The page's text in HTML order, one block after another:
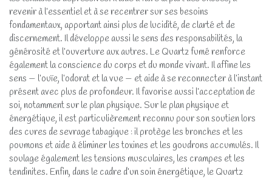
revenir à l’essentiel et à se recentrer sur ses besoins
fondamentaux, apportant ainsi plus de lucidité, de clarté et de
discernement. Il développe aussi le sens des responsabilités, la
générosité et l’ouverture aux autres. Le Quartz fumé renforce
également la conscience du corps et du monde vivant. Il affine les
sens — l’ouïe, l’odorat et la vue — et aide à se reconnecter à l’instant
présent avec plus de profondeur. Il favorise aussi l’acceptation de
soi, notamment sur le plan physique. Sur le plan physique et
énergétique, il est particulièrement reconnu pour son soutien lors
des cures de sevrage tabagique : il protège les bronches et les
poumons et aide à éliminer les toxines et les goudrons accumulés. Il
soulage également les tensions musculaires, les crampes et les
tendinites. Enfin, dans le cadre d’un soin énergétique, le Quartz